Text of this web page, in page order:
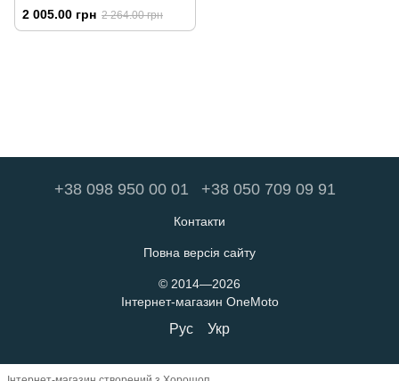
13мм)
2 005.00 грн 2 264.00 грн
+38 098 950 00 01 +38 050 709 09 91
Контакти
Повна версія сайту
© 2014—2026
Інтернет-магазин OneMoto
Рус Укр